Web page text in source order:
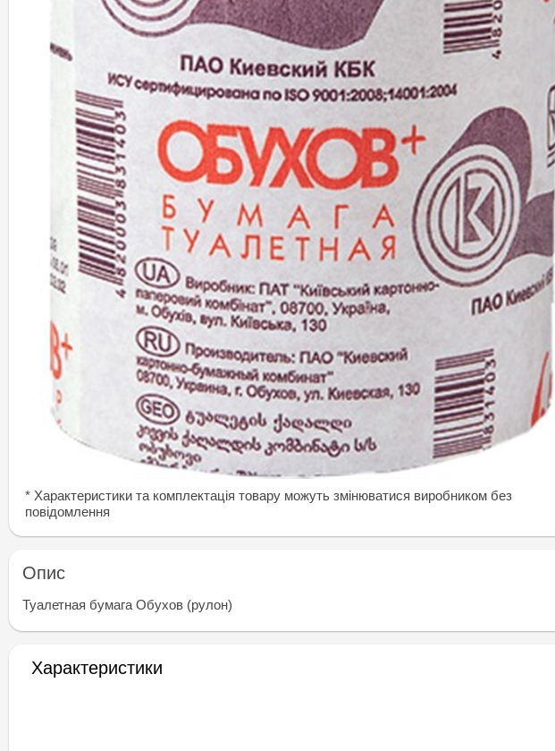
* Характеристики та комплектація товару можуть змінюватися виробником без
повідомлення
Опис
Туалетная бумага Обухов (рулон)
Характеристики